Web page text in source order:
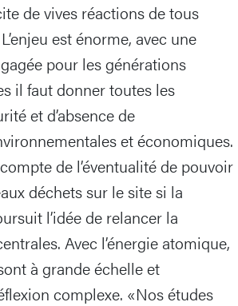
de vives réactions de tous
est énorme, avec une
pour les générations
il faut donner toutes les
et d’absence de
et économiques.
de l’éventualité de pouvoir
déchets sur le site si la
l’idée de relancer la
Avec l’énergie atomique,
à grande échelle et
complexe. «Nos études